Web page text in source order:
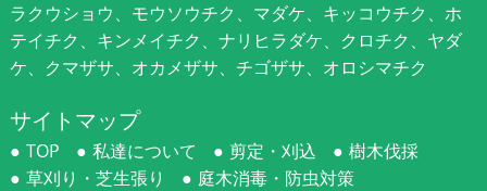
ラクウショウ、モウソウチク、マダケ、キッコウチク、ホ
テイチク、キンメイチク、ナリヒラダケ、クロチク、ヤダ
ケ、クマザサ、オカメザサ、チゴザサ、オロシマチク
サイトマップ
TOP 私達について 剪定・刈込
樹木伐採
草刈り・芝生張り
庭木消毒・防虫対策